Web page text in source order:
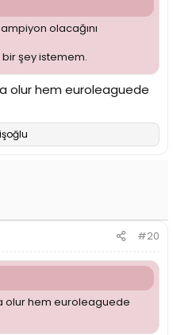
olacağını
bir şey istemem.
olur hem euroleaguede
#20
olur hem euroleaguede